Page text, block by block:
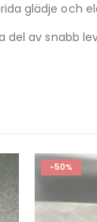
glädje och
av snabb
-40%